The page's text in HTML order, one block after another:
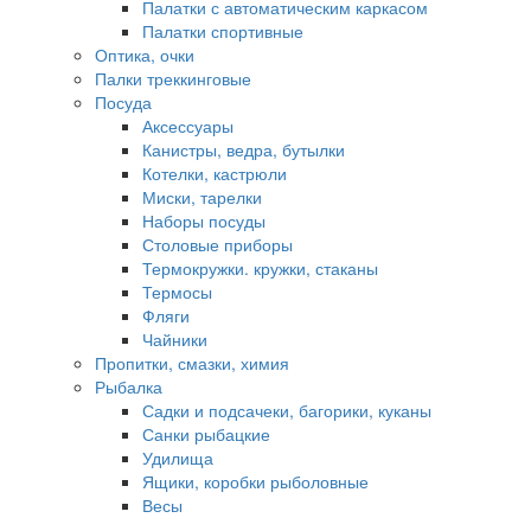
Палатки с автоматическим каркасом
Палатки спортивные
Оптика, очки
Палки треккинговые
Посуда
Аксессуары
Канистры, ведра, бутылки
Котелки, кастрюли
Миски, тарелки
Наборы посуды
Столовые приборы
Термокружки. кружки, стаканы
Термосы
Фляги
Чайники
Пропитки, смазки, химия
Рыбалка
Садки и подсачеки, багорики, куканы
Санки рыбацкие
Удилища
Ящики, коробки рыболовные
Весы